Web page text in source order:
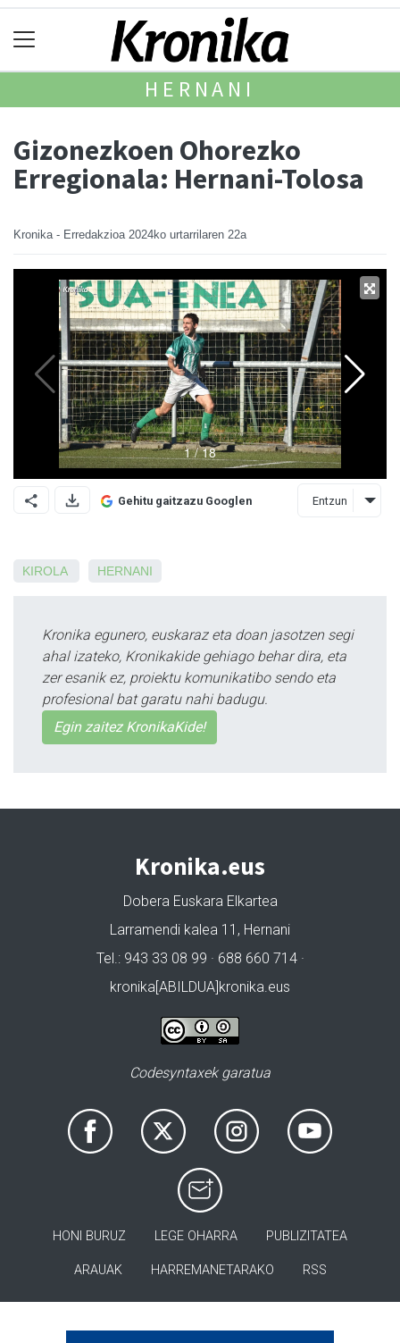
HERNANI
Gizonezkoen Ohorezko
Erregionala: Hernani-Tolosa
Kronika - Erredakzioa 2024ko urtarrilaren 22a
Gehitu gaitzazu Googlen Entzun
KIROLA HERNANI
Kronika egunero, euskaraz eta doan jasotzen segi
ahal izateko, Kronikakide gehiago behar dira, eta
zer esanik ez, proiektu komunikatibo sendo eta
profesional bat garatu nahi badugu.
Egin zaitez KronikaKide!
Kronika.eus
Dobera Euskara Elkartea
Larramendi kalea 11, Hernani
Tel.: 943 33 08 99 · 688 660 714 ·
kronika[ABILDUA]kronika.eus
Codesyntaxek garatua
HONI BURUZ LEGE OHARRA PUBLIZITATEA
ARAUAK HARREMANETARAKO RSS